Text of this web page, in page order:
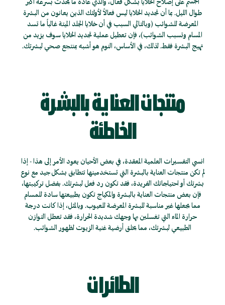
الجسم على إصلاح الخلايا بشكل فعال، والذي عادة ما يحدث بسرعة أكبر
طوال الليل. بما أن تجديد الخلايا ليس فعالاً لأولئك الذين يعانون من البشرة
المعرضة للشوائب (وبالتالي السبب في أن خلايا الجلد الميتة غالباً ما تسد
المسام وتسبب الشوائب)، فإن تعطيل عملية تجديد الخلايا سوف يزيد من
تهيج البشرة فقط. لذلك، في الأساس، النوم هو أشبه بمنتجع صحي لبشرتك.
منتجات العناية بالبشرة
الخاطئة
انسي التفسيرات العلمية المعقدة، في بعض الأحيان يعود الأمر إلى هذا - إذا
لم تكن منتجات العناية بالبشرة التي تستخدمينها تتطابق بشكل جيد مع نوع
بشرتك أو احتياجاتك الفريدة، فقد تكون رد فعل لبشرتك. بفضل تركيبتها،
فإن بعض منتجات العناية بالبشرة والمكياج تكون بطبيعتها سادة للمسام
مما يجعلها غير مناسبة للبشرة المعرضة للعيوب. وبالمثل، إذا كانت درجة
حرارة الماء التي تغسلين بها وجهك شديدة الحرارة، فقد تعطل التوازن
الطبيعي لبشرتك، مما يخلق أرضية غنية الزيوت لظهور الشوائب.
الطائرات